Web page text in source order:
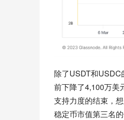
除了USDT和USDC
前下降了4,100万美
支持力度的结束，
稳定币市值第三名